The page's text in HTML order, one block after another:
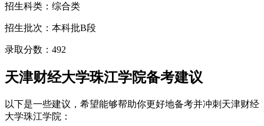
招生科类：综合类
招生批次：本科批B段
录取分数：492
天津财经大学珠江学院备考建议
以下是一些建议，希望能够帮助你更好地备考并冲刺天津财经
大学珠江学院：